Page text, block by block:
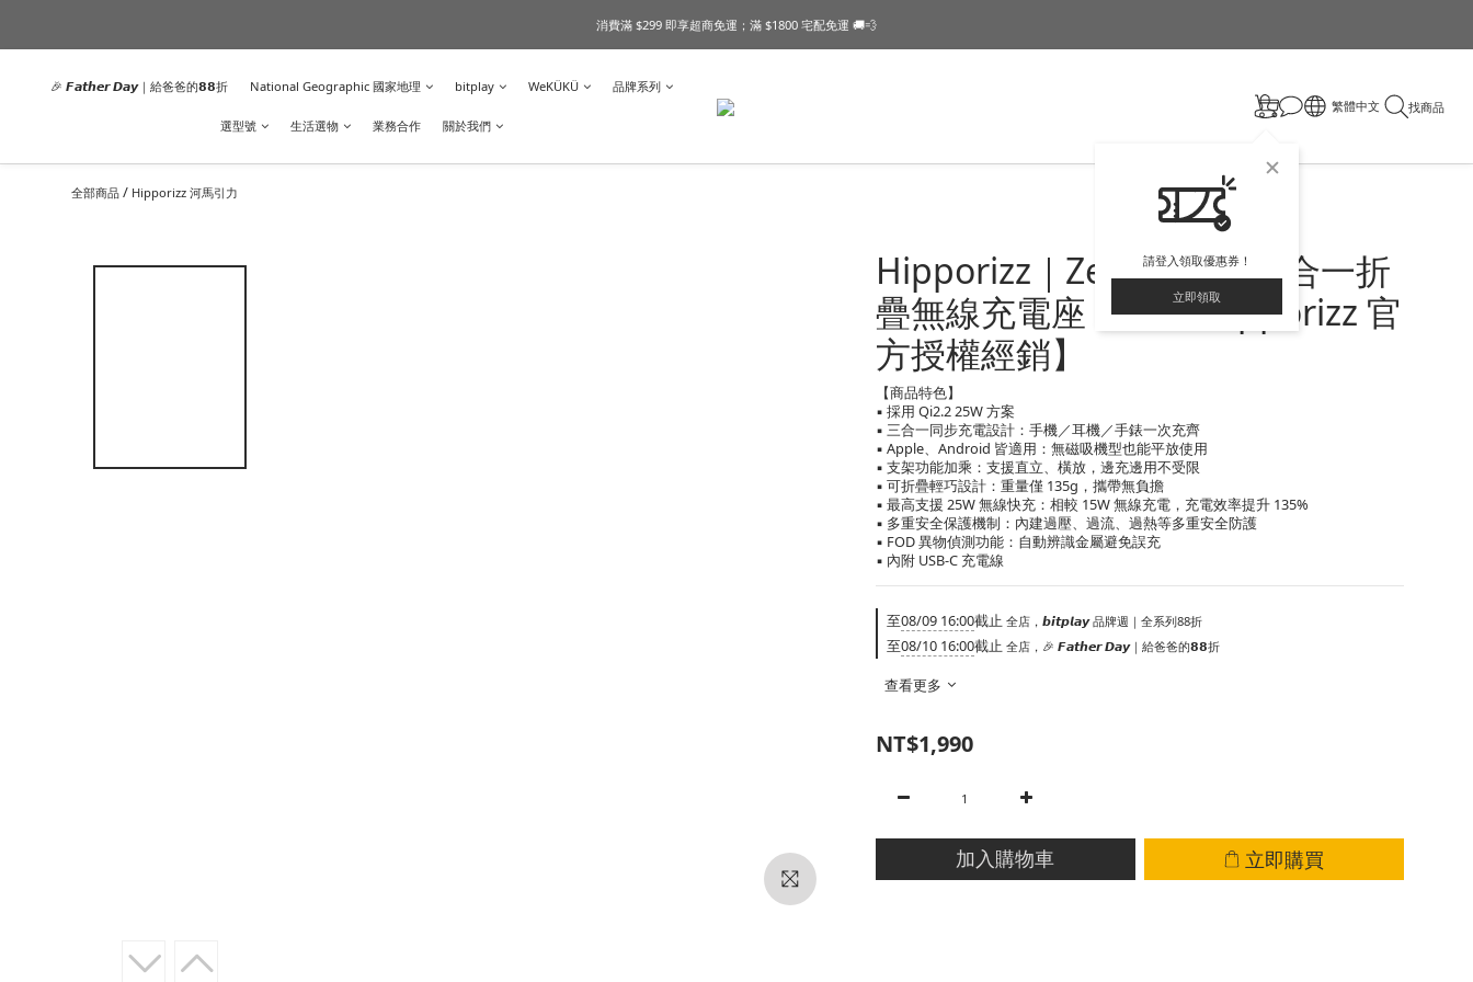
消費滿 $299 即享超商免運；滿 $1800 宅配免運 🚚💨
🎉 𝙁𝙖𝙩𝙝𝙚𝙧 𝘿𝙖𝙮｜給爸爸的𝟴𝟴折 National Geographic 國家地理 bitplay WeKÜKÜ 品牌系列
選型號 生活選物 業務合作 關於我們
請登入領取優惠券！
立即領取
繁體中文 找商品
全部商品 / Hipporizz 河馬引力
Hipporizz｜Zeno Qi2.2 三合一折
疊無線充電座 25W【Hipporizz 官
方授權經銷】
【商品特色】
▪ 採用 Qi2.2 25W 方案
▪ 三合一同步充電設計：手機／耳機／手錶一次充齊
▪ Apple、Android 皆適用：無磁吸機型也能平放使用
▪ 支架功能加乘：支援直立、橫放，邊充邊用不受限
▪ 可折疊輕巧設計：重量僅 135g，攜帶無負擔
▪ 最高支援 25W 無線快充：相較 15W 無線充電，充電效率提升 135%
▪ 多重安全保護機制：內建過壓、過流、過熱等多重安全防護
▪ FOD 異物偵測功能：自動辨識金屬避免誤充
▪ 內附 USB-C 充電線
至08/09 16:00截止 全店，𝙗𝙞𝙩𝙥𝙡𝙖𝙮 品牌週｜全系列88折
至08/10 16:00截止 全店，🎉 𝙁𝙖𝙩𝙝𝙚𝙧 𝘿𝙖𝙮｜給爸爸的𝟴𝟴折
查看更多
NT$1,990
加入購物車 立即購買